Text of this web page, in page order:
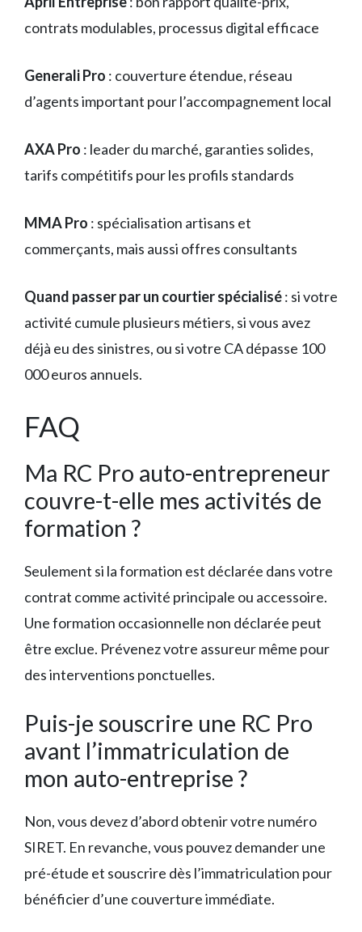
contrats modulables, processus digital efficace
Generali Pro : couverture étendue, réseau
d’agents important pour l’accompagnement local
AXA Pro : leader du marché, garanties solides,
tarifs compétitifs pour les profils standards
MMA Pro : spécialisation artisans et
commerçants, mais aussi offres consultants
Quand passer par un courtier spécialisé: si votre
activité cumule plusieurs métiers, si vous avez
déjà eu des sinistres, ou si votre CA dépasse 100
000 euros annuels.
FAQ
Ma RC Pro auto-entrepreneur
couvre-t-elle mes activités de
formation ?
Seulement si la formation est déclarée dans votre
contrat comme activité principale ou accessoire.
Une formation occasionnelle non déclarée peut
être exclue. Prévenez votre assureur même pour
des interventions ponctuelles.
Puis-je souscrire une RC Pro
avant l’immatriculation de
mon auto-entreprise ?
Non, vous devez d’abord obtenir votre numéro
SIRET. En revanche, vous pouvez demander une
pré-étude et souscrire dès l’immatriculation pour
bénéficier d’une couverture immédiate.